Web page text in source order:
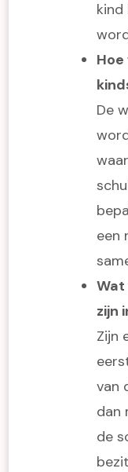
kind
De
een
zijn
Zijn
van
dan
de